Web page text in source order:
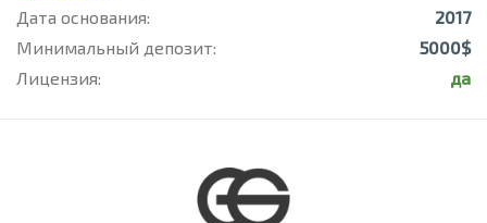
Дата основания:
2017
Минимальный депозит:
5000$
Лицензия:
да